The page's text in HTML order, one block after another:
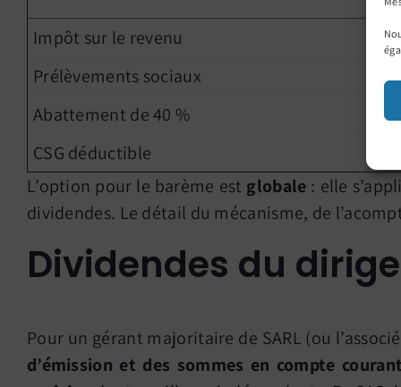
Impôt sur le revenu
Prélèvements sociaux
Abattement de 40 %
CSG déductible
L’option pour le barème est globale : elle
dividendes. Le détail du mécanisme, de
Dividendes du
Pour un gérant majoritaire de SARL (ou
d’émission et des sommes en compte